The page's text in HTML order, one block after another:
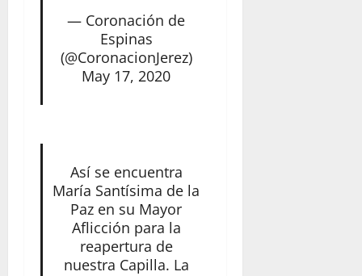
— Coronación de
Espinas
(@CoronacionJerez)
May 17, 2020
Así se encuentra
María Santísima de la
Paz en su Mayor
Aflicción para la
reapertura de
nuestra Capilla. La